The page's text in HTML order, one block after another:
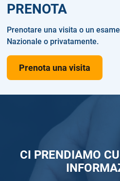
CI PRENDIAMO
PRENOTA
Prenotare una visita o un
Nazionale o privatamente.
Prenota una visita